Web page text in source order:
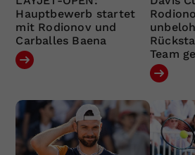
Hauptbewerb startet
mit Rodionov und
Carballes Baena
Team